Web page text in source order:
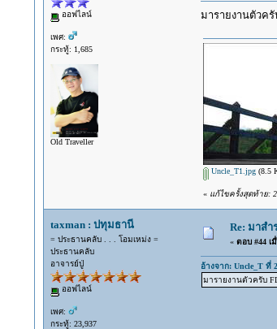
ออฟไลน์
เพศ:
กระทู้: 1,685
Old Traveller
มารายงานตัวครั
Uncle_T1.jpg(8.5
« แก้ไขครั้งสุดท้าย:
taxman : ปทุมธานี
= ประธานคลับ . . . โอมเหม่ง =
ประธานคลับ
อาจารย์ปู่
ออฟไลน์
เพศ:
กระทู้: 23,937
Re: มาสำ
« ตอบ #44 เ
อ้างจาก: Uncle_T ที่
มารายงานตัวครับ